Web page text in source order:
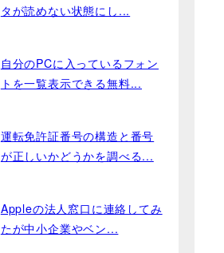
タが読めない状態にし...
自分のPCに入っているフォン
トを一覧表示できる無料...
運転免許証番号の構造と番号
が正しいかどうかを調べる...
Appleの法人窓口に連絡してみ
たが中小企業やベン...